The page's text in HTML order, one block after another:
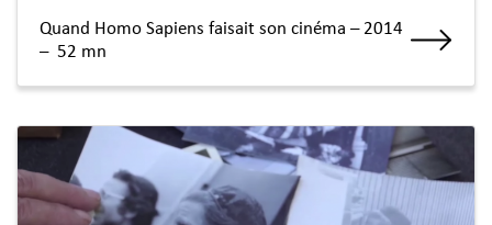
Quand Homo Sapiens faisait son cinéma – 2014
– 52 mn